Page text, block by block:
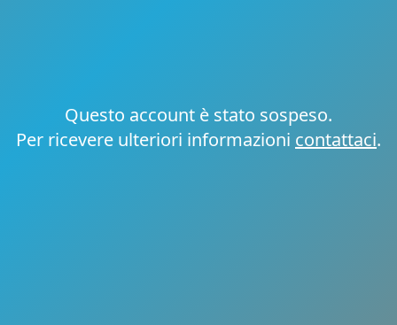
Questo account è stato sospeso.
Per ricevere ulteriori informazioni contattaci.